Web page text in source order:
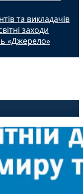
та викладачів
заходи
«Джерело»